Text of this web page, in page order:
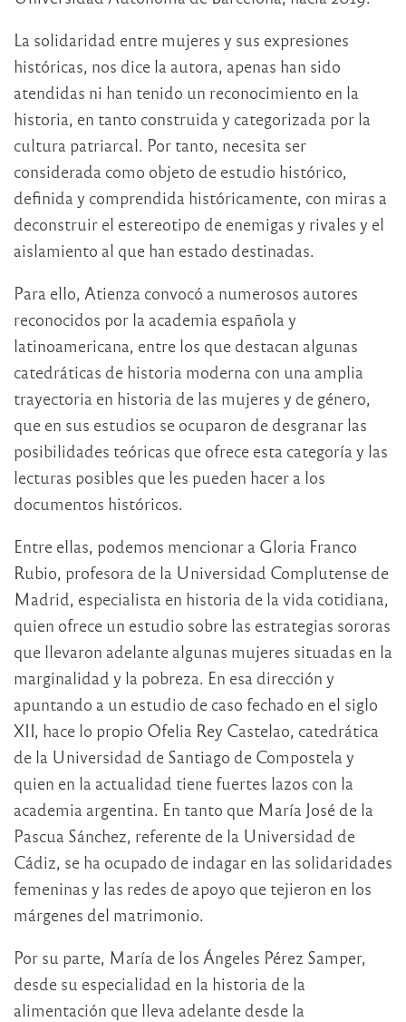
La solidaridad entre mujeres y sus expresiones
históricas, nos dice la autora, apenas han sido
atendidas ni han tenido un reconocimiento en la
historia, en tanto construida y categorizada por la
cultura patriarcal. Por tanto, necesita ser
considerada como objeto de estudio histórico,
definida y comprendida históricamente, con miras a
deconstruir el estereotipo de enemigas y rivales y el
aislamiento al que han estado destinadas.
Para ello, Atienza convocó a numerosos autores
reconocidos por la academia española y
latinoamericana, entre los que destacan algunas
catedráticas de historia moderna con una amplia
trayectoria en historia de las mujeres y de género,
que en sus estudios se ocuparon de desgranar las
posibilidades teóricas que ofrece esta categoría y las
lecturas posibles que les pueden hacer a los
documentos históricos.
Entre ellas, podemos mencionar a Gloria Franco
Rubio, profesora de la Universidad Complutense de
Madrid, especialista en historia de la vida cotidiana,
quien ofrece un estudio sobre las estrategias sororas
que llevaron adelante algunas mujeres situadas en la
marginalidad y la pobreza. En esa dirección y
apuntando a un estudio de caso fechado en el siglo
XII, hace lo propio Ofelia Rey Castelao, catedrática
de la Universidad de Santiago de Compostela y
quien en la actualidad tiene fuertes lazos con la
academia argentina. En tanto que María José de la
Pascua Sánchez, referente de la Universidad de
Cádiz, se ha ocupado de indagar en las solidaridades
femeninas y las redes de apoyo que tejieron en los
márgenes del matrimonio.
Por su parte, María de los Ángeles Pérez Samper,
desde su especialidad en la historia de la
alimentación que lleva adelante desde la